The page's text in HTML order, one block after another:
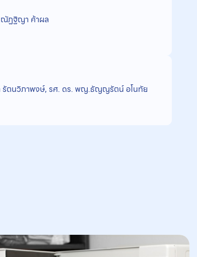
ฏฐิญา ค้าผล
ตนวิภาพงษ์, รศ. ดร. พญ.ธัญญรัตน์ อโนทัย